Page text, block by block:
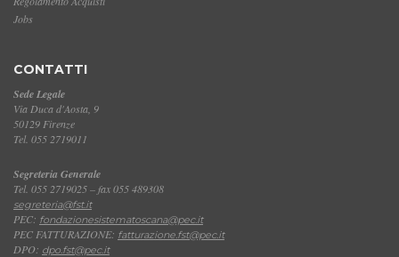
Jobs
CONTATTI
Sede Legale
Via Duca d'Aosta, 9
50129 Firenze
Tel. 055 2719011
Segreteria Generale
Tel. 055 2719025 – fax 055 489308
segreteria@fst.it
PEC: fondazionesistematoscana@pec.it
PEC FATTURAZIONE: fatturazione.fst@pec.it
DPO: dpo.fst@pec.it